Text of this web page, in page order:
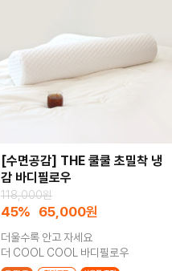
[수면공감] THE 쿨쿨 초밀착 냉
감 바디필로우
118,000원
45% 65,000원
더울수록 안고 자세요
더 COOL COOL 바디필로우